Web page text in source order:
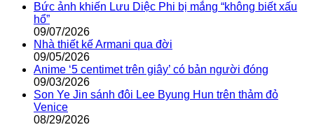
Bức ảnh khiến Lưu Diệc Phi bị mắng “không biết xấu
hổ”
09/07/2026
Nhà thiết kế Armani qua đời
09/05/2026
Anime ‘5 centimet trên giây’ có bản người đóng
09/03/2026
Son Ye Jin sánh đôi Lee Byung Hun trên thảm đỏ
Venice
08/29/2026